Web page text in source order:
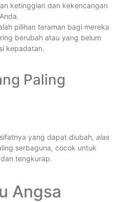
ketinggian dan kekencangan
pilihan teraman bagi mereka
berubah atau yang belum
kepadatan.
Paling
yang dapat diubah, alas
serbaguna, cocok untuk
tengkurap.
Angsa